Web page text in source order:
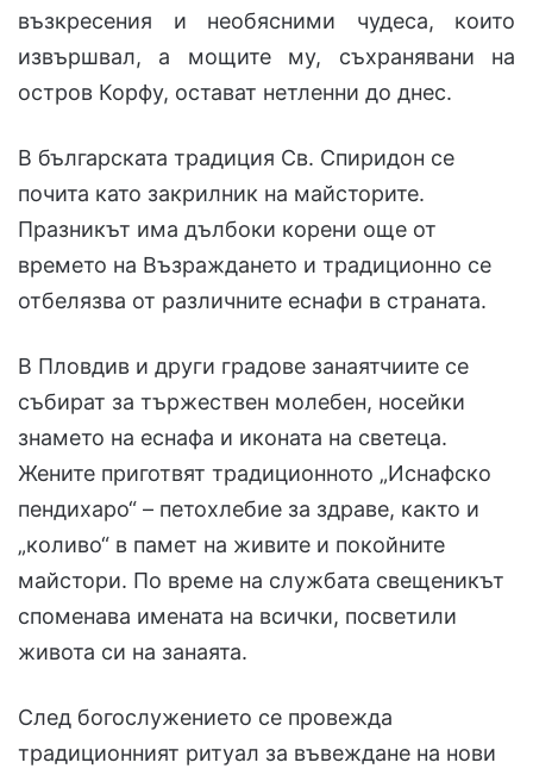
възкресения и необясними чудеса, които
извършвал, а мощите му, съхранявани на
остров Корфу, остават нетленни до днес.
В българската традиция Св. Спиридон се
почита като закрилник на майсторите.
Празникът има дълбоки корени още от
времето на Възраждането и традиционно се
отбелязва от различните еснафи в страната.
В Пловдив и други градове занаятчиите се
събират за тържествен молебен, носейки
знамето на еснафа и иконата на светеца.
Жените приготвят традиционното „Иснафско
пендихаро“ – петохлебие за здраве, както и
„коливо“ в памет на живите и покойните
майстори. По време на службата свещеникът
споменава имената на всички, посветили
живота си на занаята.
След богослужението се провежда
традиционният ритуал за въвеждане на нови